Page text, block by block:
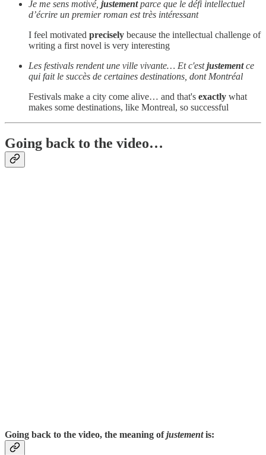
Je me sens motivé, justementparce que le défi intellectuel
d’écrire un premier roman est très intéressant
I feel motivated precisely because the intellectual challenge of
writing a first novel is very interesting
Les festivals rendent une ville vivante… Et c'estjustementce
qui fait le succès de certaines destinations, dont Montréal
Festivals make a city come alive… and that's exactly what
makes some destinations, like Montreal, so successful
Going back to the video…
Going back to the video, the meaning ofjustementis: